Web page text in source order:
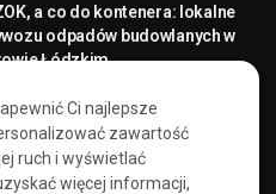
a co do kontenera: lokalne
odpadów budowlanych w
Łódzkim
MDF i tworzywowe
wybór w sklepie Akre.pl
Ci najlepsze
zawartość
ruch i wyświetlać
więcej informacji,